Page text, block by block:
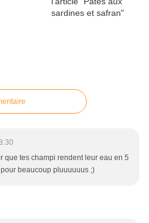
que tes champi rendent leur eau en 5
beaucoup pluuuuuus ;)